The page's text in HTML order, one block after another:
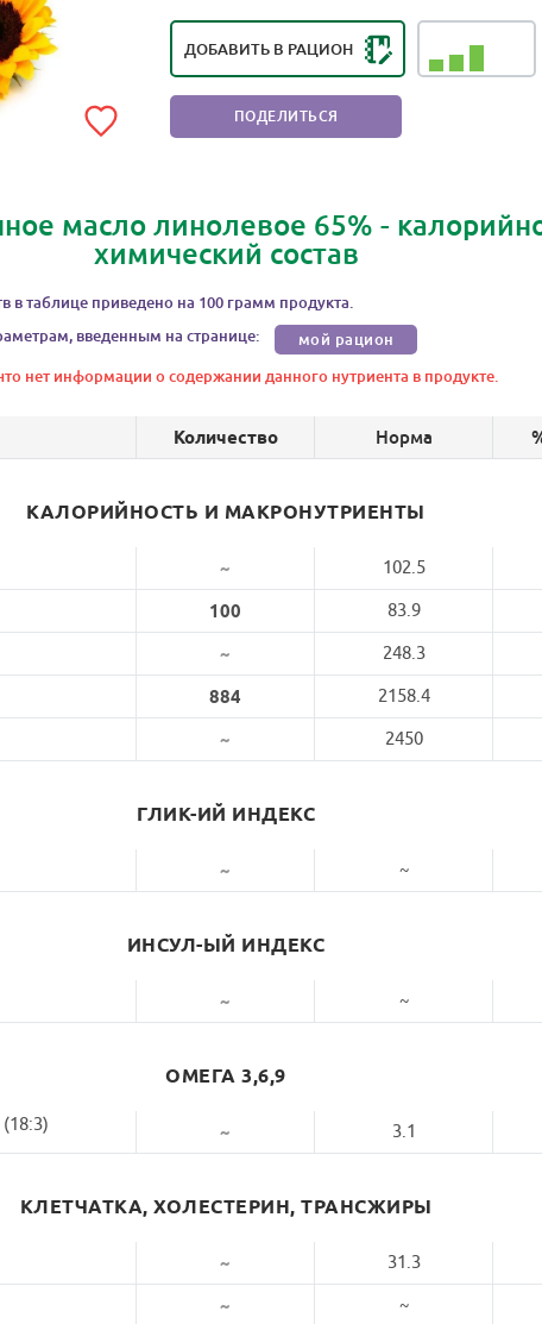
ДОБАВИТЬ В РАЦИОН
ПОДЕЛИТЬСЯ
масло линолевое 65% -
химический состав
таблице приведено на 100 грамм продукта.
введенным на странице:
мой рацион
нет информации о содержании данного нутриента в продукте.
Количество Норма
КАЛОРИЙНОСТЬ И МАКРОНУТРИЕНТЫ
~ 102.5
100 83.9
~ 248.3
884 2158.4
~ 2450
ГЛИК-ИЙ ИНДЕКС
~ ~
ИНСУЛ-ЫЙ ИНДЕКС
~ ~
ОМЕГА 3,6,9
~ 3.1
КЛЕТЧАТКА, ХОЛЕСТЕРИН, ТРАНСЖИРЫ
~ 31.3
~ ~